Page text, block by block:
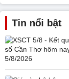
Tin nổi bật